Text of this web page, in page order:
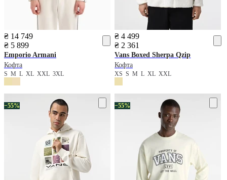
₴ 14 749
₴ 5 899
Emporio Armani
Кофта
S M L XL XXL 3XL
₴ 4 499
₴ 2 361
Vans Boxed Sherpa Qzip
Кофта
XSSMLXLXXL
−55% −55%